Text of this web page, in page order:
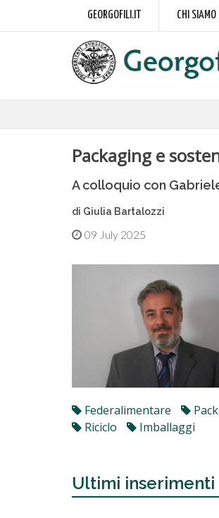
GEORGOFILI.IT CHI SIAMO
Packaging e
A colloquio con
di Giulia Bartalozzi
09 July 2025
Federalimentare
Riciclo
Imballaggi
Ultimi inserimenti